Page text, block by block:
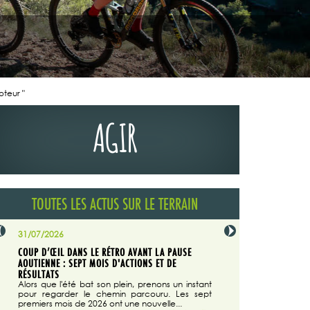
"
AGIR
TOUTES LES ACTUS SUR LE TERRAIN
du
31/07/2026
COUP D’ŒIL DANS LE RÉTRO AVANT LA PAUSE
AOUTIENNE : SEPT MOIS D'ACTIONS ET DE
RÉSULTATS
Alors que l'été bat son plein, prenons un instant
pour regarder le chemin parcouru. Les sept
premiers mois de 2026 ont une nouvelle...
29/07/2026